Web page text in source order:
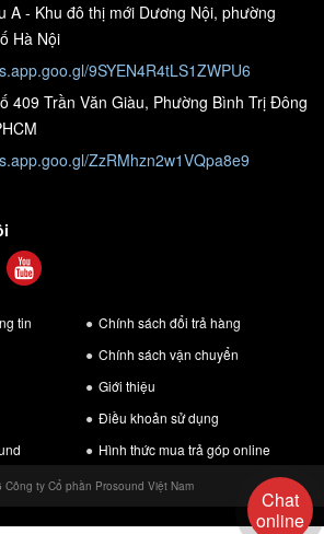
X108
bật tắt tự động và giúp phát hiện quá
dùng. Quản lý nguồn Kuledy X108 giúp
, làm tăng tuổi thọ của sản phẩm.
11 đang được khuyến mại với giá
5
khuyến mại combo 11 đang được giảm
Pháp cho gia đình với mức giá cực kì ưu
A - Khu đô thị mới Dương Nội, phường
Hà Nội
9SYEN4R4tLS1ZWPU6
409 Trần Văn Giàu, Phường Bình Trị Đông
ZzRMhzn2w1VQpa8e9
tin
Chính sách đổi trả hàng
Chính sách vận chuyển
Giới thiệu
Điều khoản sử dụng
Hình thức mua trả góp online
Công ty Cổ phần Prosound Việt Nam
Chat
online